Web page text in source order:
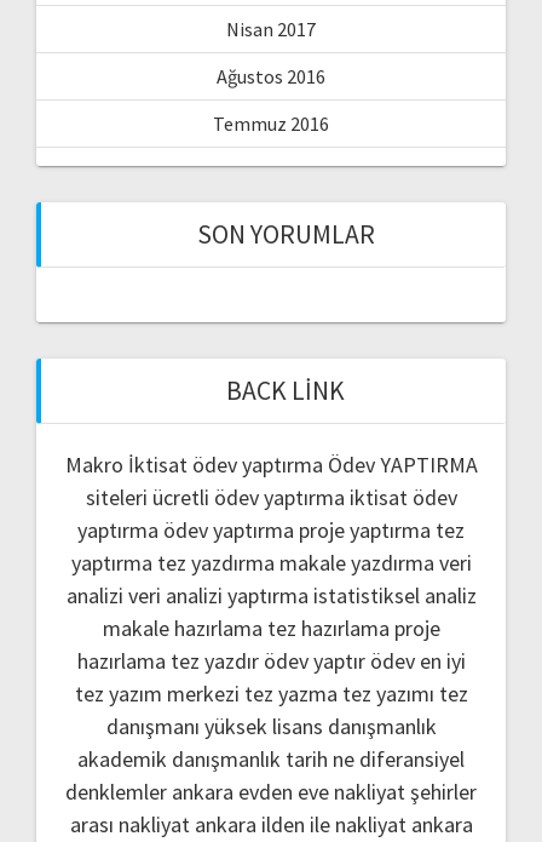
Nisan 2017
Ağustos 2016
Temmuz 2016
SON YORUMLAR
BACK LINK
Makro İktisat ödev yaptırma Ödev YAPTIRMA
siteleri ücretli ödev yaptırma iktisat ödev
yaptırma ödev yaptırma proje yaptırma tez
yaptırma tez yazdırma makale yazdırma veri
analizi veri analizi yaptırma istatistiksel analiz
makale hazırlama tez hazırlama proje
hazırlama tez yazdır ödev yaptır ödev en iyi
tez yazım merkezi tez yazma tez yazımı tez
danışmanı yüksek lisans danışmanlık
akademik danışmanlık tarih ne diferansiyel
denklemler ankara evden eve nakliyatşehirler
arası nakliyat ankara ilden ile nakliyat ankara